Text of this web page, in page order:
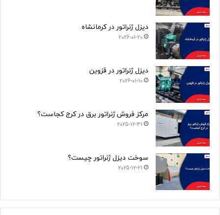
دیزل ژنراتور در کرمانشاه
2026-01-20
دیزل ژنراتور در قزوین
2026-01-10
مرکز فروش ژنراتور برق در کرج کجاست؟
2025-12-31
سوخت دیزل ژنراتور چیست؟
2025-12-21